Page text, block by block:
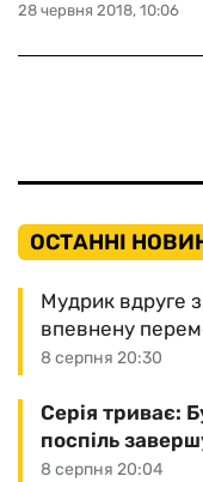
28 червня 2018, 10:06
ОСТАННІ
8 серпня 20:30
Мудрик вдруге
впевнену
8 серпня 20:04
Серія триває:
поспіль